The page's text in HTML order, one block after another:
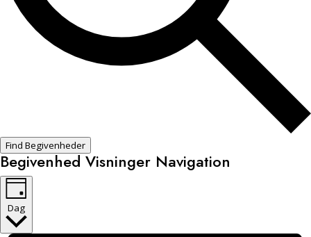
Find Begivenheder
Begivenhed Visninger Navigation
Dag